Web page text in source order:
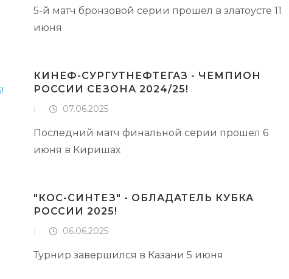
5-й матч бронзовой серии прошел в златоусте 11
июня
КИНЕФ-СУРГУТНЕФТЕГАЗ - ЧЕМПИОН
РОССИИ СЕЗОНА 2024/25!
07.06.2025
Последний матч финальной серии прошел 6
июня в Киришах
"КОС-СИНТЕЗ" - ОБЛАДАТЕЛЬ КУБКА
РОССИИ 2025!
06.06.2025
Турнир завершился в Казани 5 июня